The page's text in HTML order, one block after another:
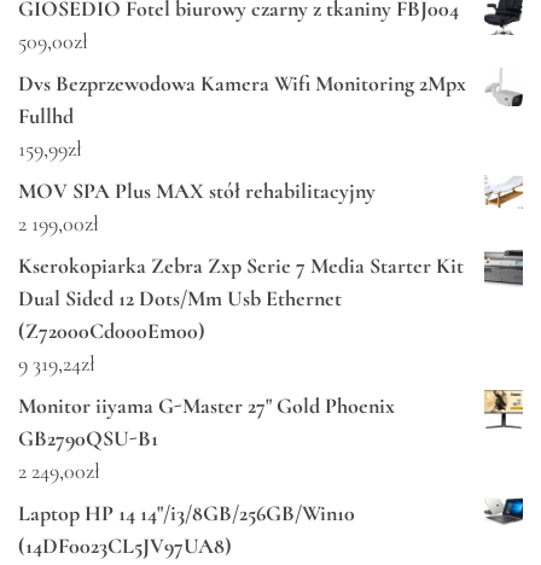
GIOSEDIO Fotel biurowy czarny z tkaniny FBJ004
509,00zł
Dvs Bezprzewodowa Kamera Wifi Monitoring 2Mpx
Fullhd
159,99zł
MOV SPA Plus MAX stół rehabilitacyjny
2 199,00zł
Kserokopiarka Zebra Zxp Serie 7 Media Starter Kit
Dual Sided 12 Dots/Mm Usb Ethernet
(Z72000Cd000Em00)
9 319,24zł
Monitor iiyama G-Master 27" Gold Phoenix
GB2790QSU-B1
2 249,00zł
Laptop HP 14 14"/i3/8GB/256GB/Win10
(14DF0023CL5JV97UA8)